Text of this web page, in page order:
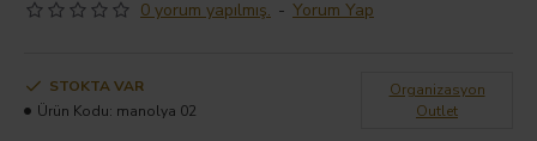
0 yorum yapılmış. - Yorum Yap
STOKTA VAR
Ürün Kodu: manolya 02
Organizasyon
Outlet